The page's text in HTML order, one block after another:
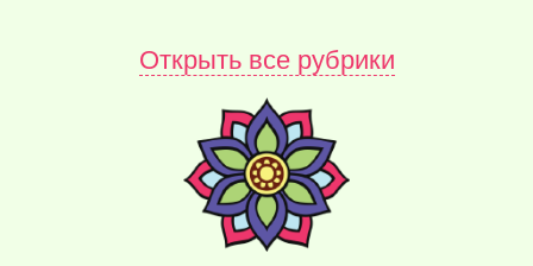
Открыть все рубрики